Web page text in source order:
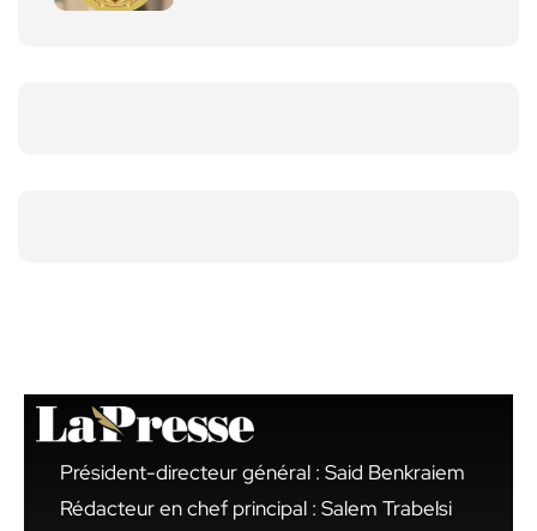
Président-directeur général : Said Benkraiem
Rédacteur en chef principal : Salem Trabelsi